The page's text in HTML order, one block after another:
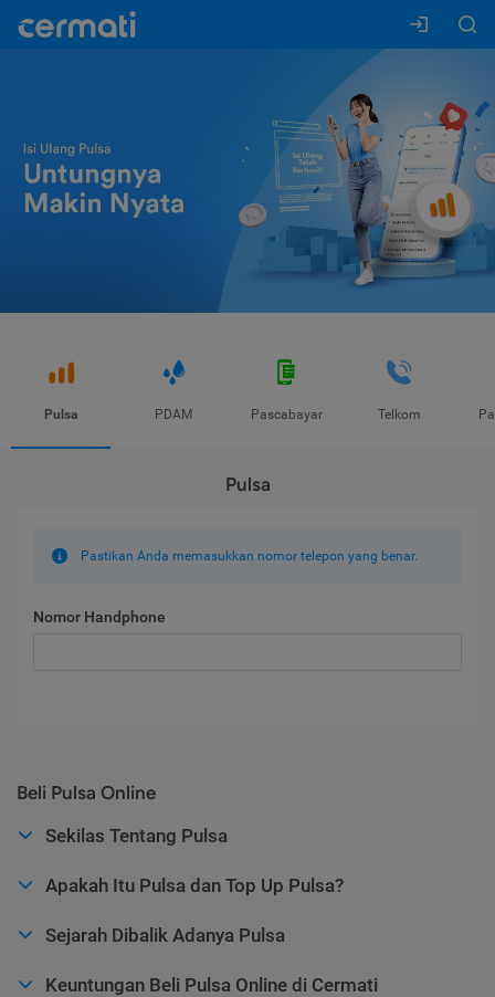
Pulsa PDAM Pascabayar Telkom
Pulsa
Pastikan Anda memasukkan nomor telepon yang benar.
Nomor Handphone
Beli Pulsa Online
Sekilas Tentang Pulsa
Apakah Itu Pulsa dan Top Up Pulsa?
Sejarah Dibalik Adanya Pulsa
Keuntungan Beli Pulsa Online di Cermati